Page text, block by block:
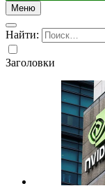
Меню
Найти:
Заголовки